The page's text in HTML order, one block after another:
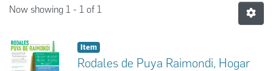
Now showing 1 - 1 of 1
Item
Rodales de Puya Raimondi, Hogar